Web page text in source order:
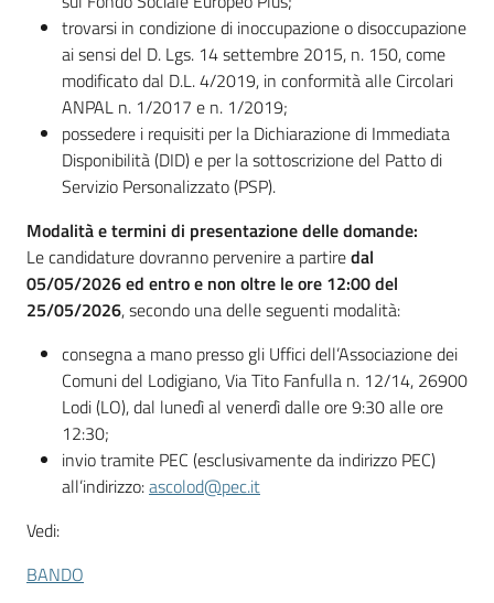
trovarsi in condizione di inoccupazione o disoccupazione
ai sensi del D. Lgs. 14 settembre 2015, n. 150, come
modificato dal D.L. 4/2019, in conformità alle Circolari
ANPAL n. 1/2017 e n. 1/2019;
possedere i requisiti per la Dichiarazione di Immediata
Disponibilità (DID) e per la sottoscrizione del Patto di
Servizio Personalizzato (PSP).
Modalità e termini di presentazione delle domande:
Le candidature dovranno pervenire a partiredal
05/05/2026 ed entro e non oltre le ore 12:00 del
25/05/2026, secondo una delle seguenti modalità:
consegna a mano presso gli Uffici dell’Associazione dei
Comuni del Lodigiano, Via Tito Fanfulla n. 12/14, 26900
Lodi (LO), dal lunedì al venerdì dalle ore 9:30 alle ore
12:30;
invio tramite PEC (esclusivamente da indirizzo PEC)
all’indirizzo:ascolod@pec.it
Vedi:
BANDO